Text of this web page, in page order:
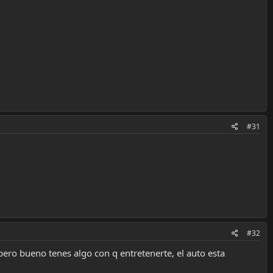
#31
#32
bueno tenes algo con q entretenerte, el auto esta